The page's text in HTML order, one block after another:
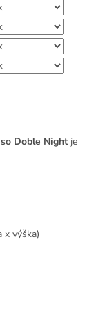
Doble Nightje
x výška)